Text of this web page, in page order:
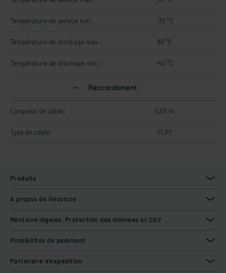
Température de service min.: -30 °C
Température de stockage max.: 80 °C
Température de stockage min.: -40 °C
Raccordement
Longueur de câble: 0,56 m
Type de câble: FLRY
Produits
A propos de l'elostore
Mentions légales, Protection des données et CGV
Possibilités de paiement
Partenaire d'expédition